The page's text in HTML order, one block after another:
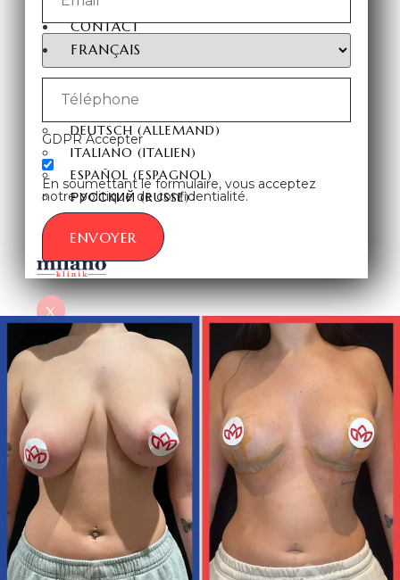
CONTACT
FRANÇAIS
ENGLISH (ANGLAIS
DEUTSCH (ALLEMAND)
ITALIANO (ITALIEN)
ESPAÑOL (ESPAGNOL)
РУССКИЙ (RUSSE)
X
GDPR Accepter
En soumettant le formulaire, vous acceptez
notre politique de confidentialité.
ENVOYER